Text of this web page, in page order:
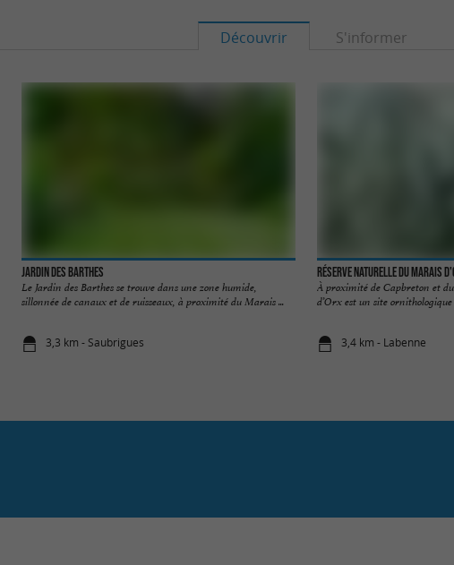
Découvrir S'informer
Jardin des Barthes
Le Jardin des Barthes se trouve dans une zone humide,
sillonnée de canaux et de ruisseaux, à proximité du Marais ...
3,3 km - Saubrigues
Réserve Naturelle du Marais
À proximité de Capbreton et
d’Orx est un site
3,4 km - Labenne